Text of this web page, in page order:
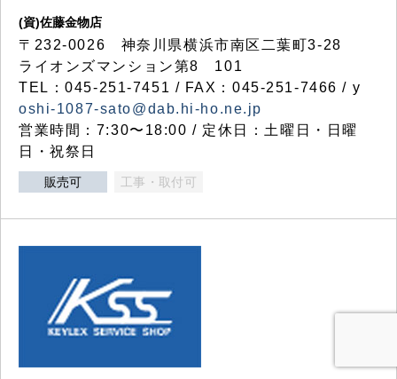
(資)佐藤金物店
〒232-0026 神奈川県横浜市南区二葉町3-28
ライオンズマンション第8 101
TEL：045-251-7451 / FAX：045-251-7466 / y
oshi-1087-sato@dab.hi-ho.ne.jp
営業時間：7:30〜18:00 / 定休日：土曜日・日曜
日・祝祭日
販売可 工事・取付可